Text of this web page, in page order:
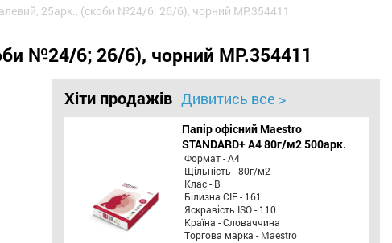
25арк., (скоби №24/6; 26/6), чорний MP.354411
№24/6; 26/6), чорний MP.354411
Хіти продажів Дивитись все >
Папір офісний Maestro
STANDARD+ А4 80г/м2 500арк.
Формат - А4
Щільність - 80г/м2
Клас - B
Білизна CIE - 161
Яскравість ISO - 110
Країна - Словаччина
Торгова марка - Maestro